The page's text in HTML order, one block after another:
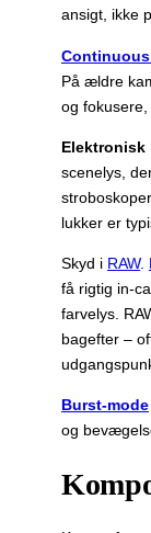
ansigt, ikke
Continuous
På ældre
og
Elektronisk
scenelys,
lukker er
Skyd i RAW.
få rigtig in-
farvelys.
bagefter –
Burst-mode
og